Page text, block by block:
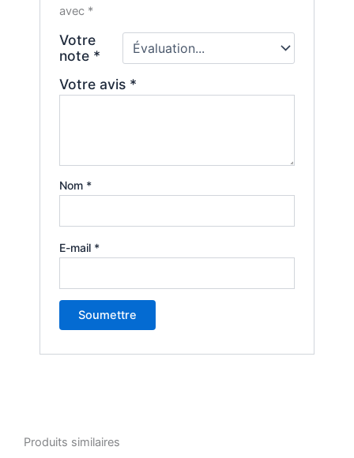
avec *
Votre
note *
Votre avis *
Nom *
E-mail *
Produits similaires